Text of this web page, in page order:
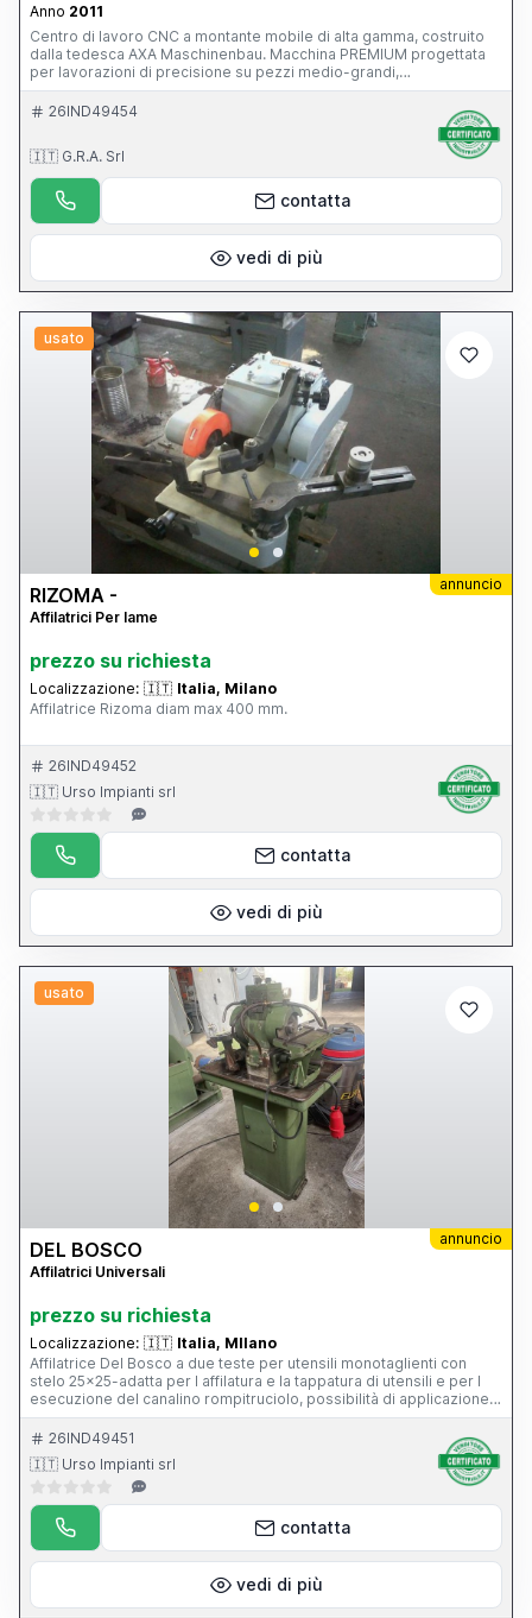
Anno 2011
Centro di lavoro CNC a montante mobile di alta gamma, costruito
dalla tedesca AXA Maschinenbau. Macchina PREMIUM progettata
per lavorazioni di precisione su pezzi medio-grandi,
particolarmente diffusa nei settori: stampi e attrezzature;
aerospaziale; energia; costruzione macchine; componenti di
a un classico centro verticale a tavola mobile, con 39.500 ore di
lavoro, CN Siemens 840D, funzionante e con manutenzione
impeccabile, superaccessoriata (magazzino utensili, evacuatore di
truciolo...), mandrino in ottimo stato.
26IND49454
🇮🇹 G.R.A. Srl
contatta
vedi di più
usato
annuncio
RIZOMA -
Affilatrici Per lame
prezzo su richiesta
Localizzazione: 🇮🇹 Italia, Milano
Affilatrice Rizoma diam max 400 mm.
26IND49452
🇮🇹 Urso Impianti srl
contatta
vedi di più
usato
annuncio
DEL BOSCO
Affilatrici Universali
prezzo su richiesta
Localizzazione: 🇮🇹 Italia, MIlano
Affilatrice Del Bosco a due teste per utensili monotaglienti con
stelo 25x25-adatta per l affilatura e la tappatura di utensili e per l
esecuzione del canalino rompitruciolo, possibilità di applicazione
dell apparecchio per l affilatura di punte elicoidali.
26IND49451
🇮🇹 Urso Impianti srl
contatta
vedi di più